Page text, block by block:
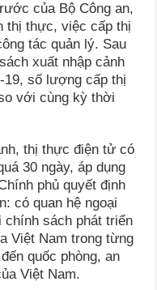
của Bộ Công an,
thị thực, việc cấp thị
tác quản lý. Sau
xuất nhập cảnh
số lượng cấp thị
với cùng kỳ thời
thị thực điện tử có
30 ngày, áp dụng
phủ quyết định
có quan hệ ngoại
sách phát triển
Việt Nam trong từng
quốc phòng, an
Việt Nam.